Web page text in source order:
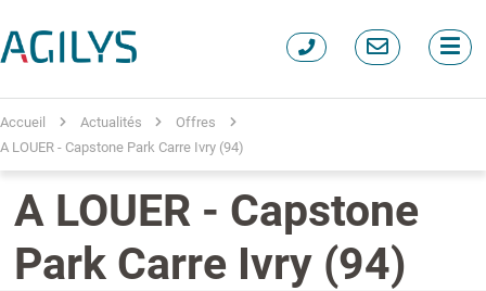
Accueil Actualités
Offres
A LOUER - Capstone Park Carre Ivry (94)
A LOUER - Capstone
Park Carre Ivry (94)